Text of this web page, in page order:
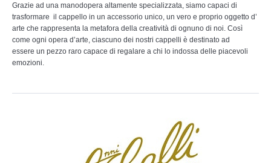
Grazie ad una manodopera altamente specializzata, siamo capaci di
trasformare il cappello in un accessorio unico, un vero e proprio oggetto d’
arte che rappresenta la metafora della creatività di ognuno di noi. Così
come ogni opera d’arte, ciascuno dei nostri cappelli è destinato ad
essere un pezzo raro capace di regalare a chi lo indossa delle piacevoli
emozioni.